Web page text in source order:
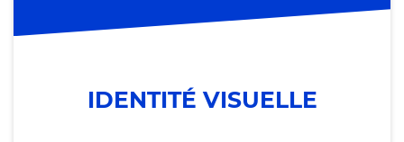
IDENTITÉ VISUELLE